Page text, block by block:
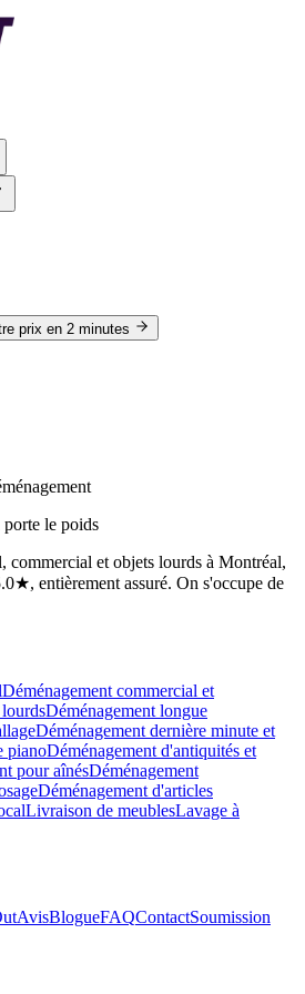
prix en 2 minutes
le poids
commercial et objets lourds à Montréal,
entièrement assuré. On s'occupe de
Déménagement commercial et
Déménagement longue
Déménagement dernière minute et
pianoDéménagement d'antiquités et
pour aînésDéménagement
Déménagement d'articles
Livraison de meublesLavage à
AvisBlogueFAQContactSoumission